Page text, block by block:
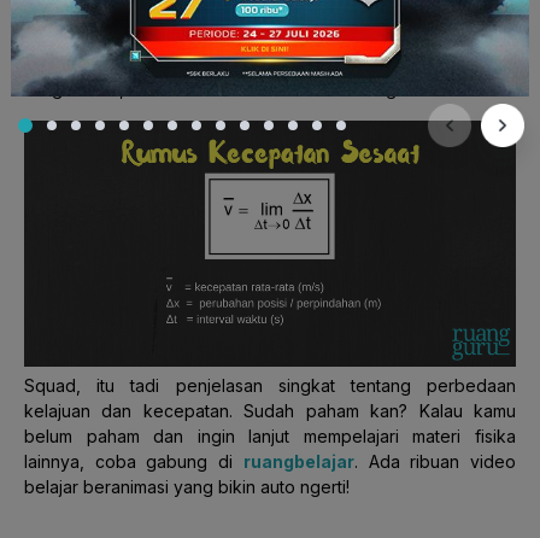
merupakan
kecepatan benda pada saat tertentu dengan
selang waktu yang sangat kecil. Kita definisikan kecepatan
sesaat sebagai kecepatan rata-rata pada limit delta t yang
sangat kecil, mendekati nol. Dirumuskan sebagai berikut.
Squad, itu tadi penjelasan singkat tentang perbedaan
kelajuan dan kecepatan. Sudah paham kan? Kalau kamu
belum paham dan ingin lanjut mempelajari materi fisika
lainnya, coba gabung di ruangbelajar. Ada ribuan video
belajar beranimasi yang bikin auto ngerti!